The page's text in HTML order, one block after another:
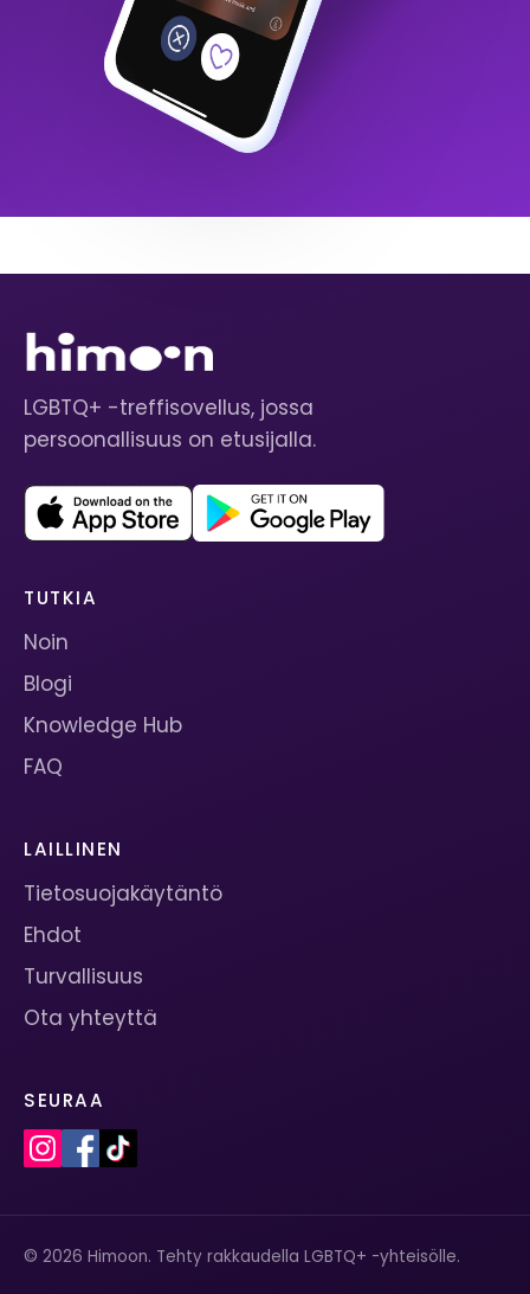
LGBTQ+ -treffisovellus, jossa
persoonallisuus on etusijalla.
TUTKIA
Noin
Blogi
Knowledge Hub
FAQ
LAILLINEN
Tietosuojakäytäntö
Ehdot
Turvallisuus
Ota yhteyttä
SEURAA
© 2026 Himoon. Tehty rakkaudella LGBTQ+ -yhteisölle.